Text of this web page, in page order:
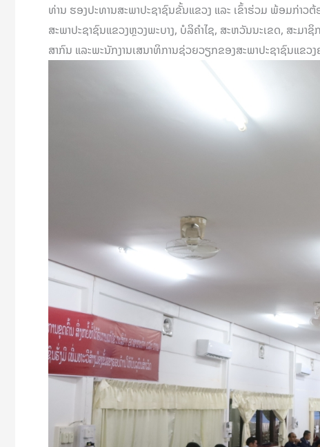
ທ່ານ ຮອງປະທານສະພາປະຊາຊົນຂັ້ນແຂວງ ແລະ ເຂົ້າຮ່ວມ ພ້ອມກ່າວ
ສະພາປະຊາຊົນແຂວງຫຼວງພະບາງ, ບໍລິຄຳໄຊ, ສະຫວັນນະເຂດ, ສະມ
ສາກົນ ແລະພະນັກງານເສນາທິການຊ່ວຍວຽກຂອງສະພາປະຊາຊົນແຂວງ